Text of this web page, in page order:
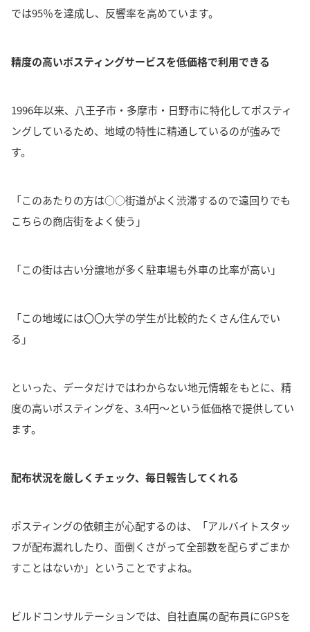
では95％を達成し、反響率を高めています。
精度の高いポスティングサービスを低価格で利用できる
1996年以来、八王子市・多摩市・日野市に特化してポスティ
ングしているため、地域の特性に精通しているのが強みで
す。
「このあたりの方は○○街道がよく渋滞するので遠回りでも
こちらの商店街をよく使う」
「この街は古い分譲地が多く駐車場も外車の比率が高い」
「この地域には〇〇大学の学生が比較的たくさん住んでい
る」
といった、データだけではわからない地元情報をもとに、精
度の高いポスティングを、3.4円〜という低価格で提供してい
ます。
配布状況を厳しくチェック、毎日報告してくれる
ポスティングの依頼主が心配するのは、「アルバイトスタッ
フが配布漏れしたり、面倒くさがって全部数を配らずごまか
すことはないか」ということですよね。
ビルドコンサルテーションでは、自社直属の配布員にGPSを